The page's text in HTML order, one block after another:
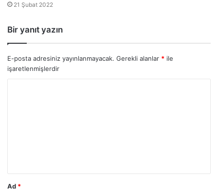
21 Şubat 2022
Bir yanıt yazın
E-posta adresiniz yayınlanmayacak. Gerekli alanlar * ile
işaretlenmişlerdir
Ad *